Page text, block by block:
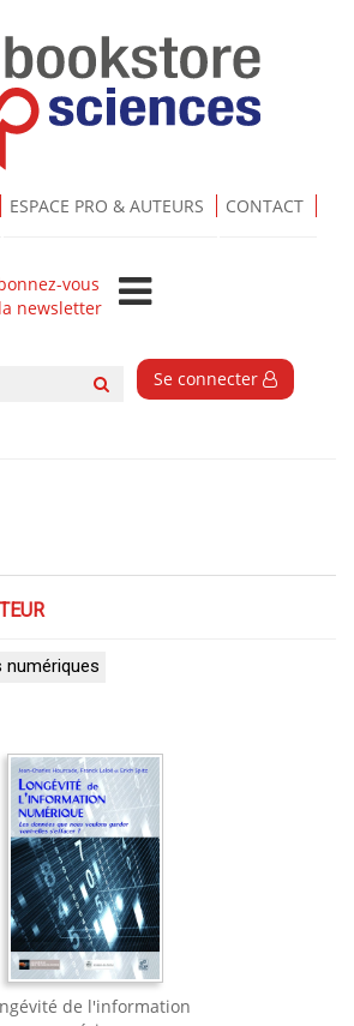
ESPACE PRO & AUTEURS CONTACT
vous
newsletter
Se connecter
numériques
de l'information